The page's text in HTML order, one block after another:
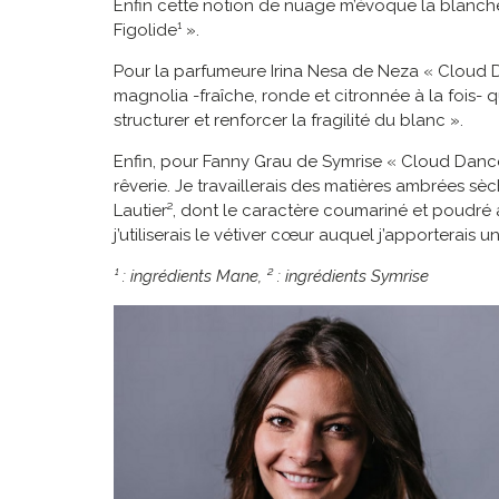
Enfin cette notion de nuage m’évoque la
Figolide¹ ».
Pour la parfumeure Irina Nesa de Neza «
magnolia -fraîche, ronde et citronnée à la fois-
structurer et renforcer la fragilité du blanc ».
Enfin, pour Fanny Grau de Symrise « Cloud
rêverie. Je travaillerais des matières ambrées
Lautier², dont le caractère coumariné et
j’utiliserais le vétiver cœur auquel j’apporterais
¹ : ingrédients Mane, ² : ingrédients Symrise